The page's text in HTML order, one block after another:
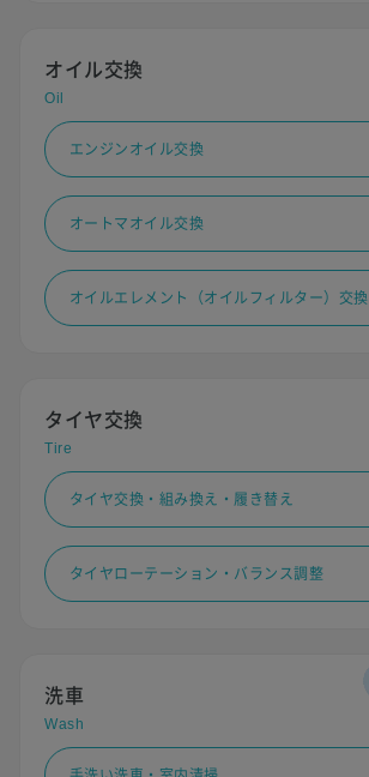
オイル交換
Oil
エンジンオイル交換
オートマオイル交換
オイルエレメント（オイルフィルター）交換
タイヤ交換
Tire
タイヤ交換・組み換え・履き替え
タイヤローテーション・バランス調整
洗車
Wash